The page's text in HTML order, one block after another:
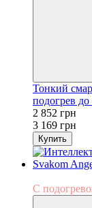
Тонкий
подогрев до
2 852 грн
3 169 грн
Купить
С